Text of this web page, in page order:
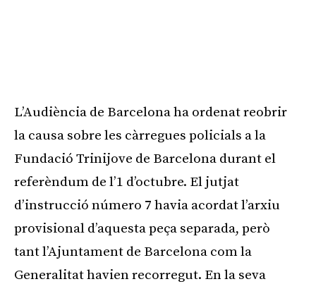
L’Audiència de Barcelona ha ordenat reobrir
la causa sobre les càrregues policials a la
Fundació Trinijove de Barcelona durant el
referèndum de l’1 d’octubre. El jutjat
d’instrucció número 7 havia acordat l’arxiu
provisional d’aquesta peça separada, però
tant l’Ajuntament de Barcelona com la
Generalitat havien recorregut. En la seva